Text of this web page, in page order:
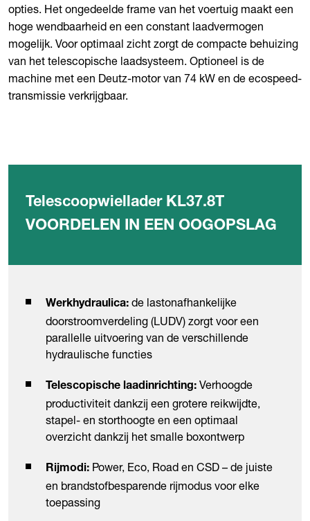
opties. Het ongedeelde frame van het voertuig maakt een
hoge wendbaarheid en een constant laadvermogen
mogelijk. Voor optimaal zicht zorgt de compacte behuizing
van het telescopische laadsysteem. Optioneel is de
machine met een Deutz-motor van 74 kW en de ecospeed-
transmissie verkrijgbaar.
Telescoopwiellader KL37.8T
VOORDELEN IN EEN OOGOPSLAG
Werkhydraulica: de lastonafhankelijke
doorstroomverdeling (LUDV) zorgt voor een
parallelle uitvoering van de verschillende
hydraulische functies
Telescopische laadinrichting: Verhoogde
productiviteit dankzij een grotere reikwijdte,
stapel- en storthoogte en een optimaal
overzicht dankzij het smalle boxontwerp
Rijmodi: Power, Eco, Road en CSD – de juiste
en brandstofbesparende rijmodus voor elke
toepassing